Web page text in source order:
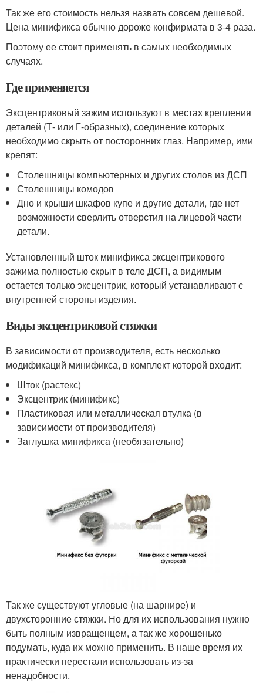
Так же его стоимость нельзя назвать совсем дешевой.
Цена минификса обычно дороже конфирмата в 3-4 раза.
Поэтому ее стоит применять в самых необходимых
случаях.
Где применяется
Эксцентриковый зажим используют в местах крепления
деталей (Т- или Г-образных), соединение которых
необходимо скрыть от посторонних глаз. Например, ими
крепят:
Столешницы компьютерных и других столов из ДСП
Столешницы комодов
Дно и крыши шкафов купе и другие детали, где нет
возможности сверлить отверстия на лицевой части
детали.
Установленный шток минификса эксцентрикового
зажима полностью скрыт в теле ДСП, а видимым
остается только эксцентрик, который устанавливают с
внутренней стороны изделия.
Виды эксцентриковой стяжки
В зависимости от производителя, есть несколько
модификаций минификса, в комплект которой входит:
Шток (растекс)
Эксцентрик (минификс)
Пластиковая или металлическая втулка (в
зависимости от производителя)
Заглушка минификса (необязательно)
Так же существуют угловые (на шарнире) и
двухсторонние стяжки. Но для их использования нужно
быть полным извращенцем, а так же хорошенько
подумать, куда их можно применить. В наше время их
практически перестали использовать из-за
ненадобности.